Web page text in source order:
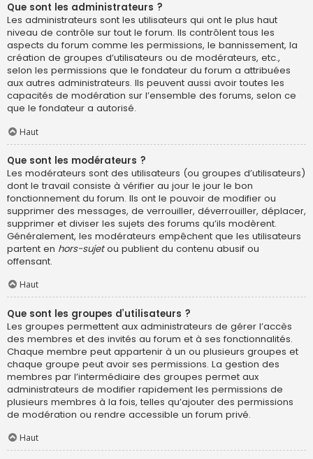
Que sont les administrateurs ?
Les administrateurs sont les utilisateurs qui ont le plus haut
niveau de contrôle sur tout le forum. Ils contrôlent tous les
aspects du forum comme les permissions, le bannissement, la
création de groupes d’utilisateurs ou de modérateurs, etc.,
selon les permissions que le fondateur du forum a attribuées
aux autres administrateurs. Ils peuvent aussi avoir toutes les
capacités de modération sur l’ensemble des forums, selon ce
que le fondateur a autorisé.
Haut
Que sont les modérateurs ?
Les modérateurs sont des utilisateurs (ou groupes d’utilisateurs)
dont le travail consiste à vérifier au jour le jour le bon
fonctionnement du forum. Ils ont le pouvoir de modifier ou
supprimer des messages, de verrouiller, déverrouiller, déplacer,
supprimer et diviser les sujets des forums qu’ils modèrent.
Généralement, les modérateurs empêchent que les utilisateurs
partent en hors-sujetou publient du contenu abusif ou
offensant.
Haut
Que sont les groupes d’utilisateurs ?
Les groupes permettent aux administrateurs de gérer l’accès
des membres et des invités au forum et à ses fonctionnalités.
Chaque membre peut appartenir à un ou plusieurs groupes et
chaque groupe peut avoir ses permissions. La gestion des
membres par l’intermédiaire des groupes permet aux
administrateurs de modifier rapidement les permissions de
plusieurs membres à la fois, telles qu’ajouter des permissions
de modération ou rendre accessible un forum privé.
Haut